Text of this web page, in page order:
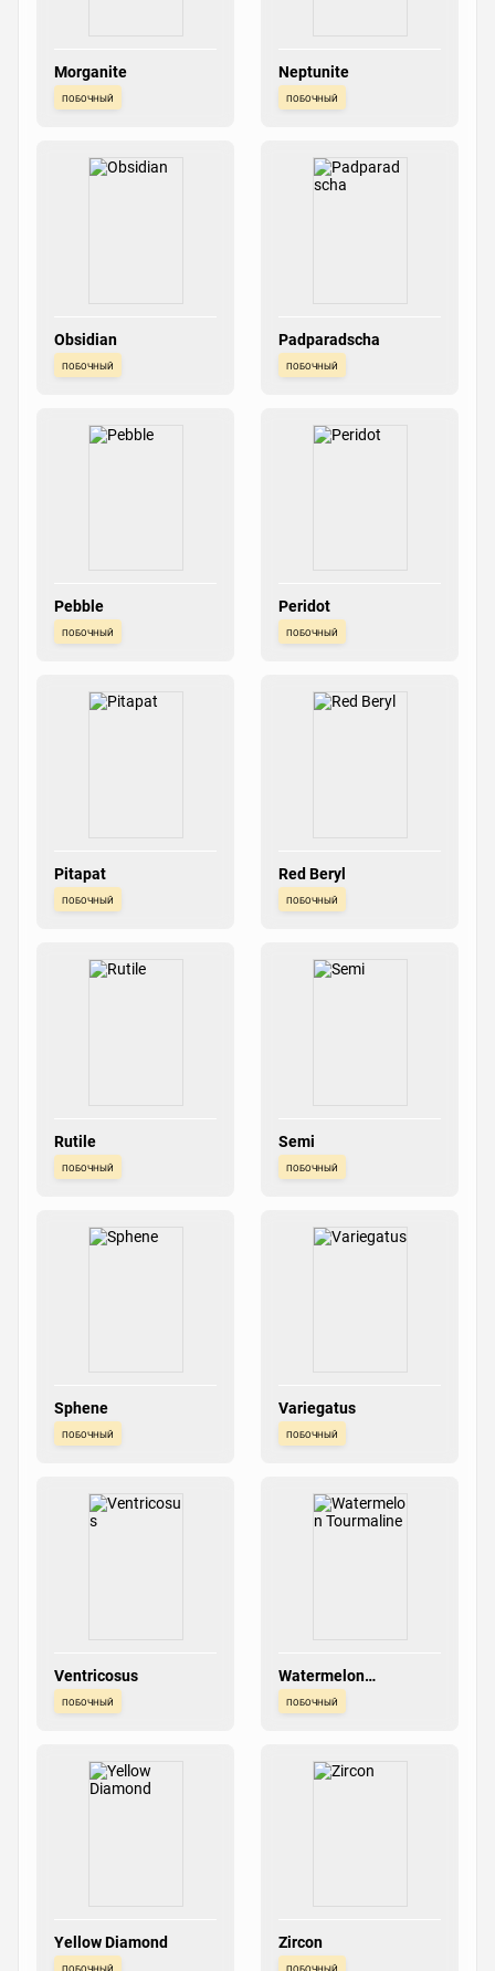
Morganite
побочный
Neptunite
побочный
Obsidian
побочный
Padparadscha
побочный
Pebble
побочный
Peridot
побочный
Pitapat
побочный
Red Beryl
побочный
Rutile
побочный
Semi
побочный
Sphene
побочный
Variegatus
побочный
Ventricosus
побочный
Watermelon
Tourmaline
побочный
Yellow Diamond Zircon